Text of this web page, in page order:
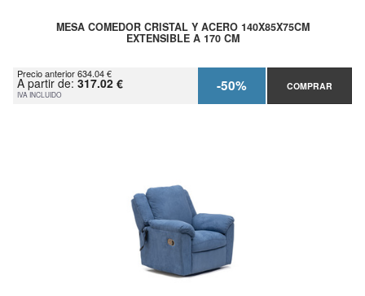
MESA COMEDOR CRISTAL Y ACERO 140X85X75CM
EXTENSIBLE A 170 CM
Precio anterior 634.04 €
A partir de: 317.02 €
IVA INCLUIDO -50% COMPRAR